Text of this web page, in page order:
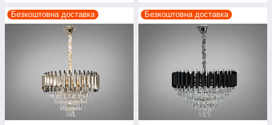
Безкоштовна доставка Безкоштовна доставка